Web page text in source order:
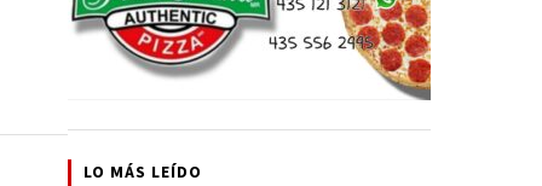
LO MÁS LEÍDO